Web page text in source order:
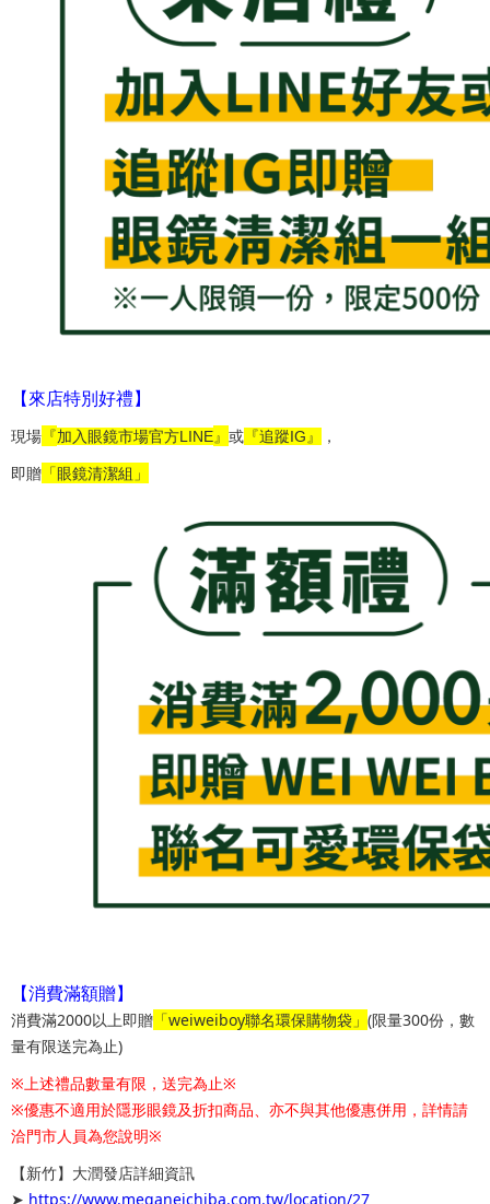
【來店特別好禮】
現場 『加入眼鏡市場官方LINE』 或 『追蹤IG』 ，
即贈 「眼鏡清潔組」
【消費滿額贈】
消費滿2000以上即贈 「weiweiboy聯名環保購物袋」 (限量300份，數
量有限送完為止)
※上述禮品數量有限，送完為止※
※優惠不適用於隱形眼鏡及折扣商品、亦不與其他優惠併用，詳情請
洽門市人員為您說明※
【新竹】 大潤發店詳細資訊
➤ https://www.meganeichiba.com.tw/location/27